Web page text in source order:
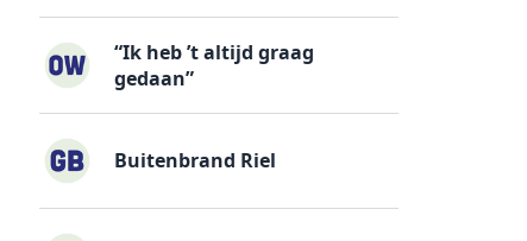
“Ik heb ’t altijd graag
gedaan”
Buitenbrand Riel